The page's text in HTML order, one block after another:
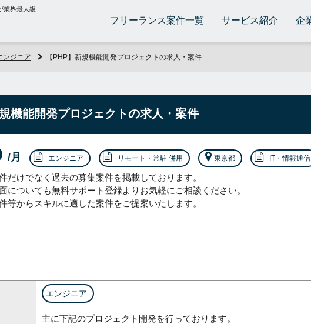
業界最大級
フリーランス案件一覧 サービス紹介 企
ンジニア 【PHP】新規機能開発プロジェクトの求人・案件
機能開発プロジェクトの求人・案件
/月 エンジニア リモート・常駐 併用 東京都 IT・情報通信
けでなく過去の募集案件を掲載しております。
についても無料サポート登録よりお気軽にご相談ください。
からスキルに適した案件をご提案いたします。
エンジニア
主に下記のプロジェクト開発を行っております。